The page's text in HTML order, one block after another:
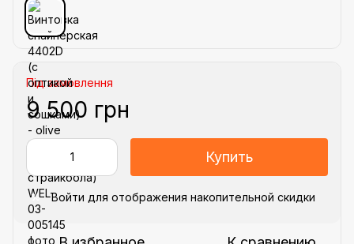
Під замовлення
9 500 грн
Купить
% Войти для отображения накопительной скидки